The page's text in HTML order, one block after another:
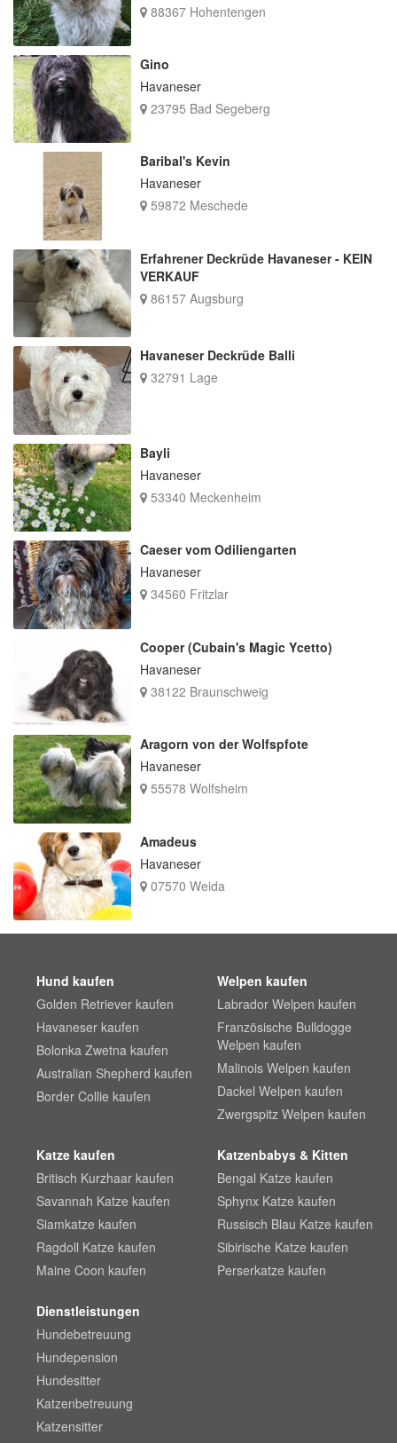
88367 Hohentengen
Gino
Havaneser
23795 Bad Segeberg
Baribal's Kevin
Havaneser
59872 Meschede
Erfahrener Deckrüde Havaneser - KEIN
VERKAUF
86157 Augsburg
Havaneser Deckrüde Balli
32791 Lage
Bayli
Havaneser
53340 Meckenheim
Caeser vom Odiliengarten
Havaneser
34560 Fritzlar
Cooper (Cubain's Magic Ycetto)
Havaneser
38122 Braunschweig
Aragorn von der Wolfspfote
Havaneser
55578 Wolfsheim
Amadeus
Havaneser
07570 Weida
Hund kaufen
Golden Retriever kaufen
Havaneser kaufen
Bolonka Zwetna kaufen
Australian Shepherd kaufen
Border Collie kaufen
Welpen kaufen
Labrador Welpen kaufen
Französische Bulldogge
Welpen kaufen
Malinois Welpen kaufen
Dackel Welpen kaufen
Zwergspitz Welpen kaufen
Katze kaufen
Britisch Kurzhaar kaufen
Savannah Katze kaufen
Siamkatze kaufen
Ragdoll Katze kaufen
Maine Coon kaufen
Katzenbabys & Kitten
Bengal Katze kaufen
Sphynx Katze kaufen
Russisch Blau Katze kaufen
Sibirische Katze kaufen
Perserkatze kaufen
Dienstleistungen
Hundebetreuung
Hundepension
Hundesitter
Katzenbetreuung
Katzensitter